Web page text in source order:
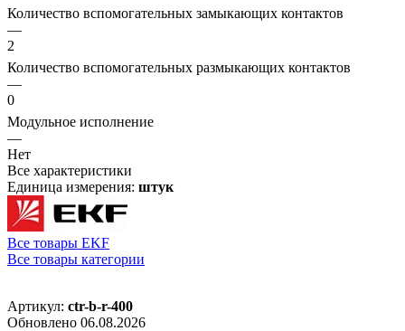
Количество вспомогательных замыкающих контактов
—
2
Количество вспомогательных размыкающих контактов
—
0
Модульное исполнение
—
Нет
Все характеристики
Единица измерения: штук
Все товары EKF
Все товары категории
Артикул: ctr-b-r-400
Обновлено 06.08.2026